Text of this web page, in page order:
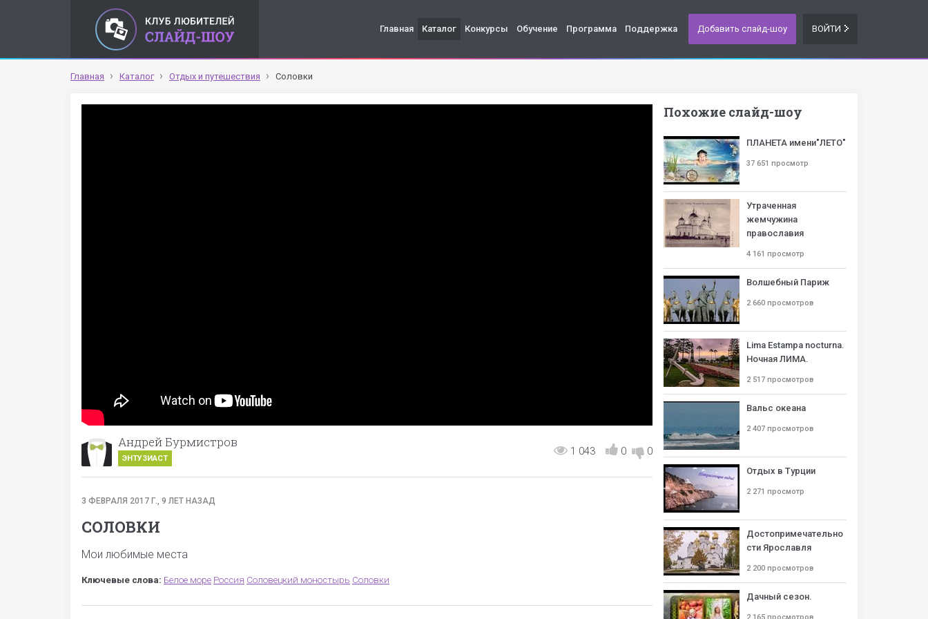
Главная Каталог Конкурсы Обучение Программа Поддержка Добавить слайд-шоу ВОЙТИ
Главная Каталог Отдых и путешествия Соловки
Андрей Бурмистров
ЭНТУЗИАСТ
1 043 0 0
3 ФЕВРАЛЯ 2017 Г., 9 ЛЕТ НАЗАД
СОЛОВКИ
Мои любимые места
Ключевые слова: Белое море Россия Соловецкий моностырь Соловки
Похожие слайд-шоу
ПЛАНЕТА имени"ЛЕТО"
37 651 просмотр
Утраченная
жемчужина
православия
4 161 просмотр
Волшебный Париж
2 660 просмотров
Lima Estampa nocturna.
Ночная ЛИМА.
2 517 просмотров
Вальс океана
2 407 просмотров
Отдых в Турции
2 271 просмотр
Достопримечательно
сти Ярославля
2 200 просмотров
Дачный сезон.